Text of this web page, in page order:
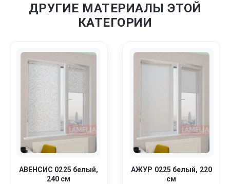
ДРУГИЕ МАТЕРИАЛЫ ЭТОЙ
КАТЕГОРИИ
АВЕНСИС 0225 белый,
240 см
АЖУР 0225 белый, 220
см